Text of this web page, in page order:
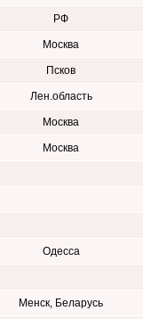
РФ
Москва
Псков
Лен.область
Москва
Москва
Одесса
Менск, Беларусь